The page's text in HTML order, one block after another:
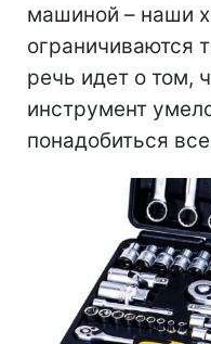
машиной – наши
ограничиваются
речь идет о том,
инструмент
понадобиться